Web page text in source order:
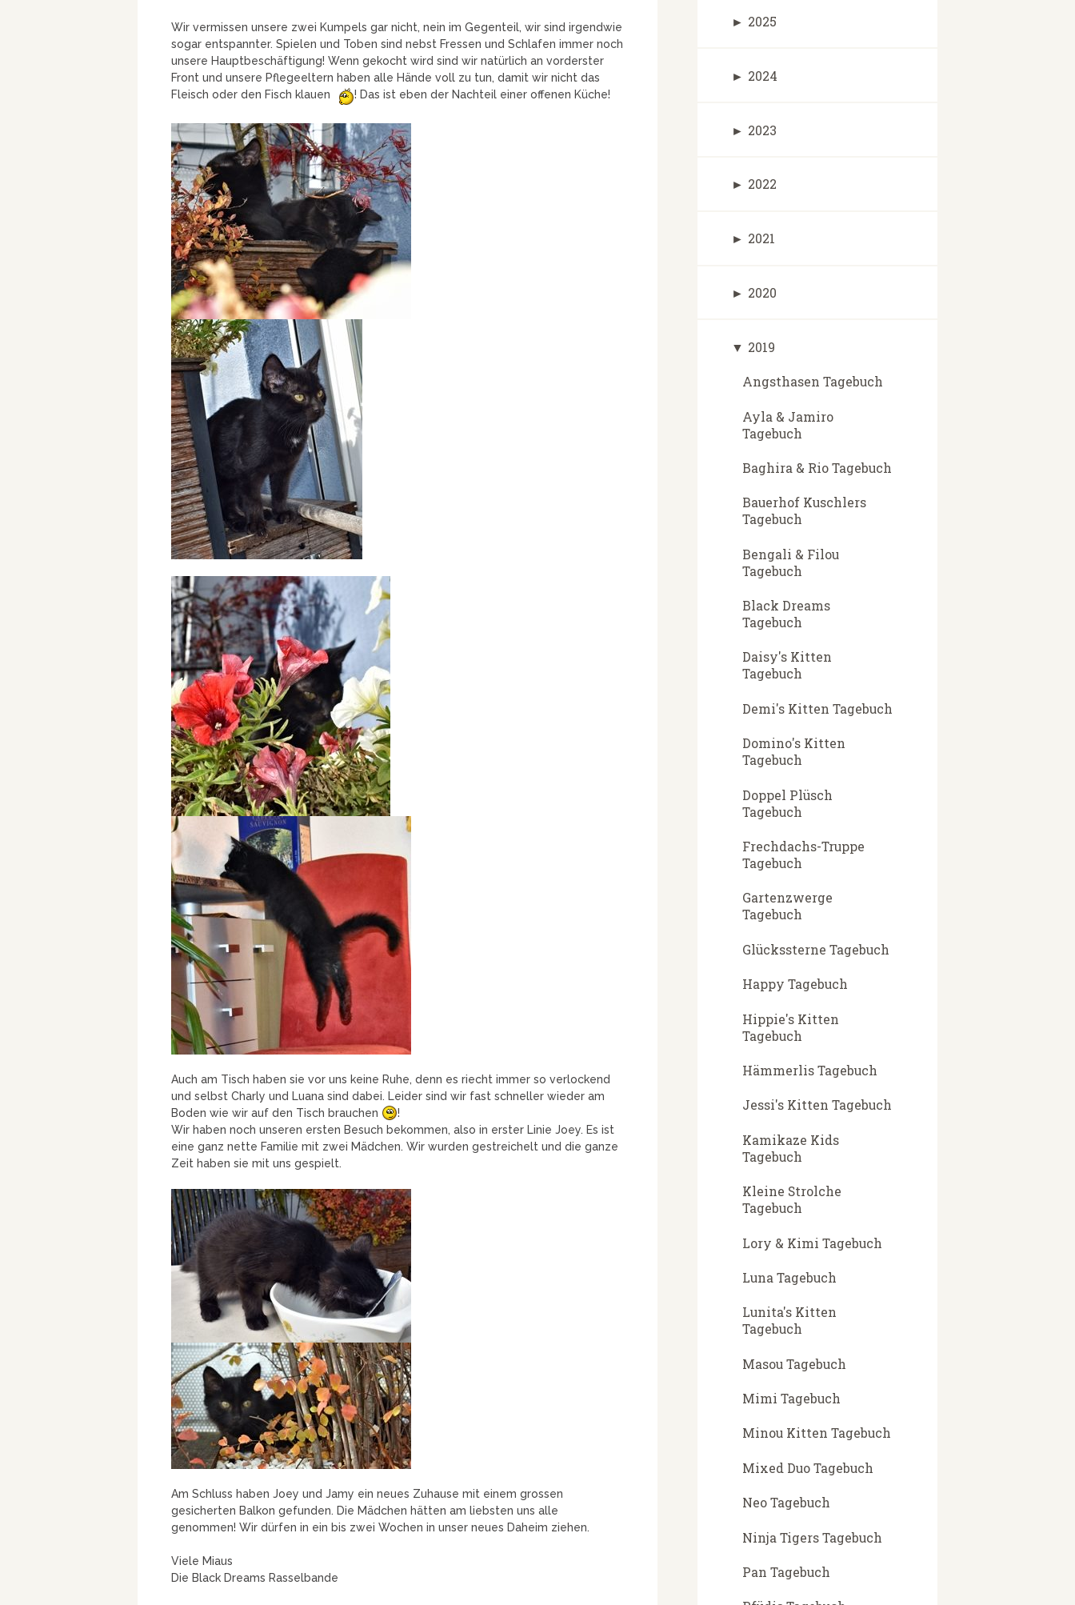
Wir vermissen unsere zwei Kumpels gar nicht, nein im Gegenteil, wir sind irgendwie
sogar entspannter. Spielen und Toben sind nebst Fressen und Schlafen immer noch
unsere Hauptbeschäftigung! Wenn gekocht wird sind wir natürlich an vorderster
Front und unsere Pflegeeltern haben alle Hände voll zu tun, damit wir nicht das
Fleisch oder den Fisch klauen
! Das ist eben der Nachteil einer offenen Küche!
Auch am Tisch haben sie vor uns keine Ruhe, denn es riecht immer so verlockend
und selbst Charly und Luana sind dabei. Leider sind wir fast schneller wieder am
Boden wie wir auf den Tisch brauchen
!
Wir haben noch unseren ersten Besuch bekommen, also in erster Linie Joey. Es ist
eine ganz nette Familie mit zwei Mädchen. Wir wurden gestreichelt und die ganze
Zeit haben sie mit uns gespielt.
Am Schluss haben Joey und Jamy ein neues Zuhause mit einem grossen
gesicherten Balkon gefunden. Die Mädchen hätten am liebsten uns alle
genommen! Wir dürfen in ein bis zwei Wochen in unser neues Daheim ziehen.
Viele Miaus
Die Black Dreams Rasselbande
► 2025
► 2024
► 2023
► 2022
► 2021
► 2020
▼ 2019
Angsthasen Tagebuch
Ayla & Jamiro
Tagebuch
Baghira & Rio Tagebuch
Bauerhof Kuschlers
Tagebuch
Bengali & Filou
Tagebuch
Black Dreams
Tagebuch
Daisy's Kitten
Tagebuch
Demi's Kitten Tagebuch
Domino's Kitten
Tagebuch
Doppel Plüsch
Tagebuch
Frechdachs-Truppe
Tagebuch
Gartenzwerge
Tagebuch
Glückssterne Tagebuch
Happy Tagebuch
Hippie's Kitten
Tagebuch
Hämmerlis Tagebuch
Jessi's Kitten Tagebuch
Kamikaze Kids
Tagebuch
Kleine Strolche
Tagebuch
Lory & Kimi Tagebuch
Luna Tagebuch
Lunita's Kitten
Tagebuch
Masou Tagebuch
Mimi Tagebuch
Minou Kitten Tagebuch
Mixed Duo Tagebuch
Neo Tagebuch
Ninja Tigers Tagebuch
Pan Tagebuch